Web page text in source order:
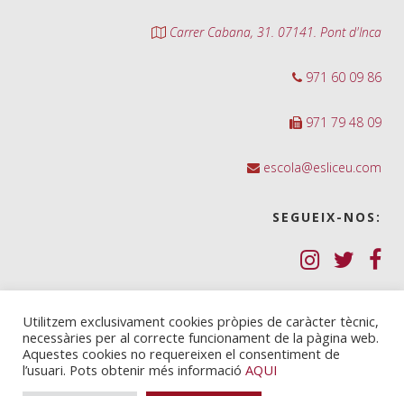
Carrer Cabana, 31. 07141. Pont d'Inca
971 60 09 86
971 79 48 09
escola@esliceu.com
SEGUEIX-NOS:
Política de Galetes (cookies)
Política de privadesa
Nota legal i condicions d’ús
Utilitzem exclusivament cookies pròpies de caràcter tècnic,
necessàries per al correcte funcionament de la pàgina web.
Aquestes cookies no requereixen el consentiment de
l’usuari. Pots obtenir més informació AQUI